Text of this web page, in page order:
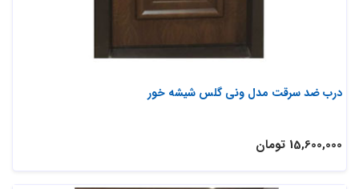
درب ضد سرقت مدل ونی گلس شیشه خور
15,600,000 تومان